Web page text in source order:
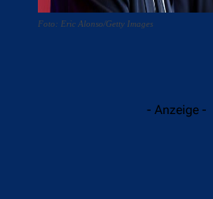
Foto: Eric Alonso/Getty Images
- Anzeige -